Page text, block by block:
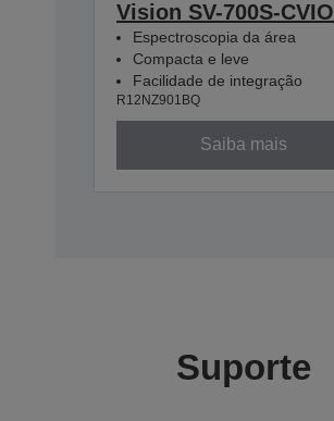
Vision SV-700S-CVIO
Espectroscopia da área
Compacta e leve
Facilidade de integração
R12NZ901BQ
Saiba mais
Suporte